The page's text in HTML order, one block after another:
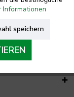
Informationen
speichern